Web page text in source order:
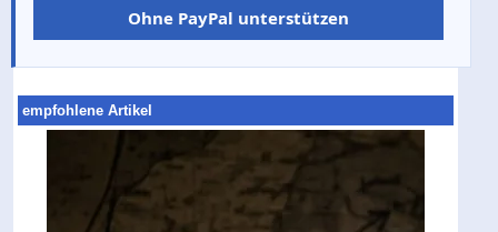
Ohne PayPal unterstützen
empfohlene Artikel